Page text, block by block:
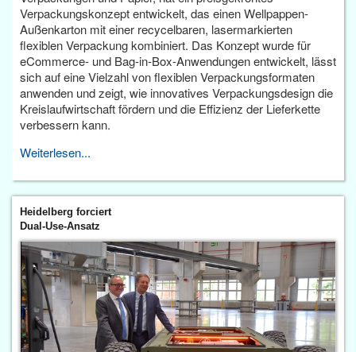
Verpackungskonzept entwickelt, das einen Wellpappen-
Außenkarton mit einer recycelbaren, lasermarkierten
flexiblen Verpackung kombiniert. Das Konzept wurde für
eCommerce- und Bag-in-Box-Anwendungen entwickelt, lässt
sich auf eine Vielzahl von flexiblen Verpackungsformaten
anwenden und zeigt, wie innovatives Verpackungsdesign die
Kreislaufwirtschaft fördern und die Effizienz der Lieferkette
verbessern kann.
Weiterlesen...
Heidelberg forciert
Dual-Use-Ansatz